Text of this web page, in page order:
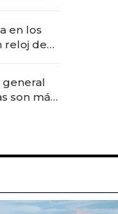
en los
reloj de
general
son más